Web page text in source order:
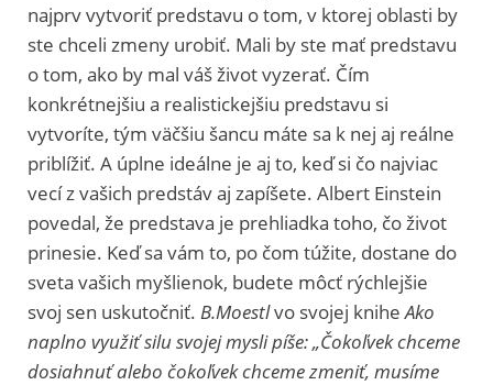
najprv vytvoriť predstavu o tom, v ktorej oblasti by
ste chceli zmeny urobiť. Mali by ste mať predstavu
o tom, ako by mal váš život vyzerať. Čím
konkrétnejšiu a realistickejšiu predstavu si
vytvoríte, tým väčšiu šancu máte sa k nej aj reálne
priblížiť. A úplne ideálne je aj to, keď si čo najviac
vecí z vašich predstáv aj zapíšete. Albert Einstein
povedal, že predstava je prehliadka toho, čo život
prinesie. Keď sa vám to, po čom túžite, dostane do
sveta vašich myšlienok, budete môcť rýchlejšie
svoj sen uskutočniť. B.Moestlvo svojej kniheAko
naplno využiť silu svojej mysli píše: „Čokoľvek chceme
dosiahnuť alebo čokoľvek chceme zmeniť, musíme